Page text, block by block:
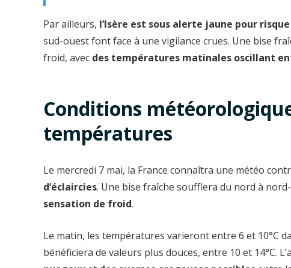
Par ailleurs, l’Isère est sous alerte jaune pour risque
sud-ouest font face à une vigilance crues. Une bise
froid, avec des températures matinales oscillant
Conditions
températures
Le mercredi 7 mai, la France connaîtra une météo
d’éclaircies. Une bise fraîche soufflera du nord à
sensation de froid.
Le matin, les températures varieront entre 6 et 10°C
bénéficiera de valeurs plus douces, entre 10 et 14°C.